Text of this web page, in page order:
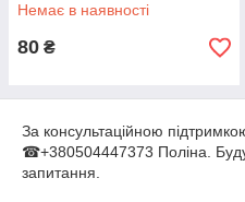
Немає в наявності
80 ₴
За консультаційною
☎+380504447373 Поліна. Буду
запитання.